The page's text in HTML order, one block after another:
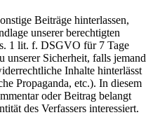
Beiträge hinterlassen,
unserer berechtigten
1 lit. f. DSGVO für 7 Tage
unserer Sicherheit, falls jemand
Inhalte hinterlässt
Propaganda, etc.). In diesem
oder Beitrag belangt
des Verfassers interessiert.